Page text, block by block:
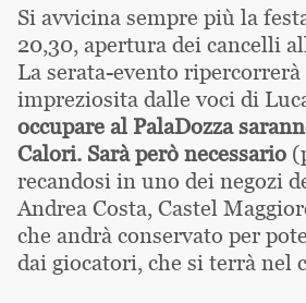
Si avvicina sempre più la
20,30, apertura dei cancelli
La serata-evento
impreziosita dalle voci di
occupare al PalaDozza
Calori. Sarà però necessario
recandosi in uno dei negozi
Andrea Costa, Castel
che andrà conservato per
dai giocatori, che si terrà nel